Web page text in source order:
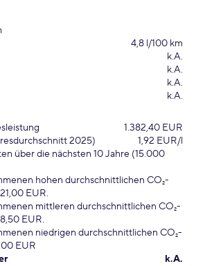
4,8 l/100 km
k.A.
k.A.
k.A.
k.A.
1.382,40 EUR
2025)
1,92 EUR/l
über die nächsten 10 Jahre (15.000
hohen durchschnittlichen CO₂-
EUR.
mittleren durchschnittlichen CO₂-
EUR.
niedrigen durchschnittlichen CO₂-
EUR
k.A.